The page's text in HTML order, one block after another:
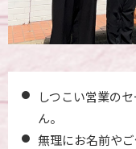
しつこい営業の
ん。
無理にお名前や